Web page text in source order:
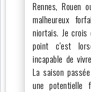
Rennes, Rouen
malheureux
niortais. Je
point c'est
incapable de
La saison
une potentielle